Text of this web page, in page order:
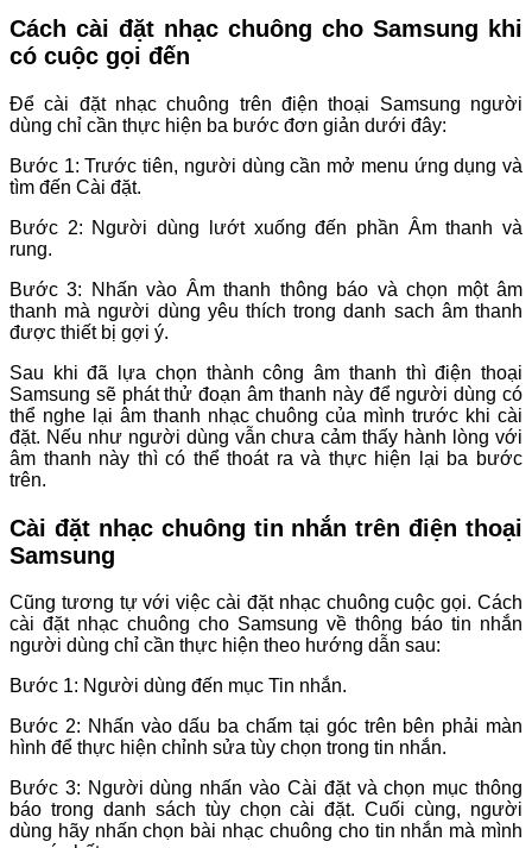
Cách cài đặt nhạc chuông cho Samsung khi
có cuộc gọi đến
Để cài đặt nhạc chuông trên điện thoại Samsung người
dùng chỉ cần thực hiện ba bước đơn giản dưới đây:
Bước 1: Trước tiên, người dùng cần mở menu ứng dụng và
tìm đến Cài đặt.
Bước 2: Người dùng lướt xuống đến phần Âm thanh và
rung.
Bước 3: Nhấn vào Âm thanh thông báo và chọn một âm
thanh mà người dùng yêu thích trong danh sach âm thanh
được thiết bị gợi ý.
Sau khi đã lựa chọn thành công âm thanh thì điện thoại
Samsung sẽ phát thử đoạn âm thanh này để người dùng có
thể nghe lại âm thanh nhạc chuông của mình trước khi cài
đặt. Nếu như người dùng vẫn chưa cảm thấy hành lòng với
âm thanh này thì có thể thoát ra và thực hiện lại ba bước
trên.
Cài đặt nhạc chuông tin nhắn trên điện thoại
Samsung
Cũng tương tự với việc cài đặt nhạc chuông cuộc gọi. Cách
cài đặt nhạc chuông cho Samsung về thông báo tin nhắn
người dùng chỉ cần thực hiện theo hướng dẫn sau:
Bước 1: Người dùng đến mục Tin nhắn.
Bước 2: Nhấn vào dấu ba chấm tại góc trên bên phải màn
hình để thực hiện chỉnh sửa tùy chọn trong tin nhắn.
Bước 3: Người dùng nhấn vào Cài đặt và chọn mục thông
báo trong danh sách tùy chọn cài đặt. Cuối cùng, người
dùng hãy nhấn chọn bài nhạc chuông cho tin nhắn mà mình